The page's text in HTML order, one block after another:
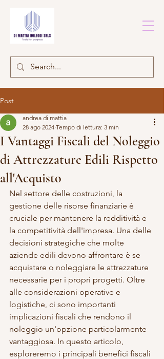
Post
I Vantaggi Fiscali del Noleggio
di Attrezzature Edili Rispetto
all'Acquisto
andrea di mattia
28 ago 2024 Tempo di lettura: 3 min
Nel settore delle costruzioni, la
gestione delle risorse finanziarie è
cruciale per mantenere la redditività e
la competitività dell'impresa. Una delle
decisioni strategiche che molte
aziende edili devono affrontare è se
acquistare o noleggiare le attrezzature
necessarie per i propri progetti. Oltre
alle considerazioni operative e
logistiche, ci sono importanti
implicazioni fiscali che rendono il
noleggio un'opzione particolarmente
vantaggiosa. In questo articolo,
esploreremo i principali benefici fiscali